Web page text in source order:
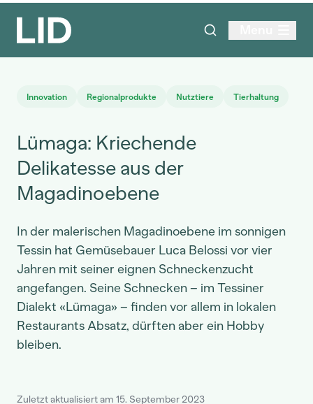
Innovation Regionalprodukte Nutztiere Tierhaltung
Lümaga: Kriechende
Delikatesse aus der
Magadinoebene
In der malerischen Magadinoebene im sonnigen
Tessin hat Gemüsebauer Luca Belossi vor vier
Jahren mit seiner eignen Schneckenzucht
angefangen. Seine Schnecken – im Tessiner
Dialekt «Lümaga» – finden vor allem in lokalen
Restaurants Absatz, dürften aber ein Hobby
bleiben.
Zuletzt aktualisiert am 15. September 2023